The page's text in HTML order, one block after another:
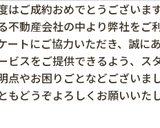
はご成約おめでとうございま
不動産会社の中より弊社をご
ートにご協力いただき、誠に
ビスをご提供できるよう、ス
点やお困りごとなどございま
もどうぞよろしくお願いいたし